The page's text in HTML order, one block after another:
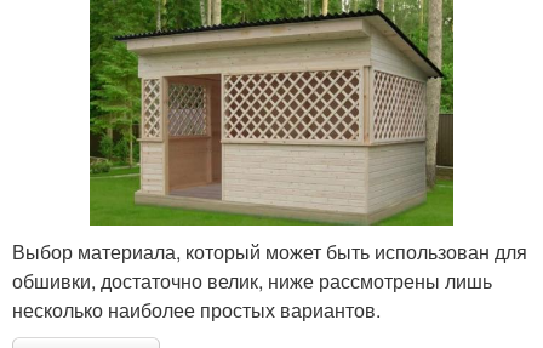
Выбор материала, который может быть использован для
обшивки, достаточно велик, ниже рассмотрены лишь
несколько наиболее простых вариантов.